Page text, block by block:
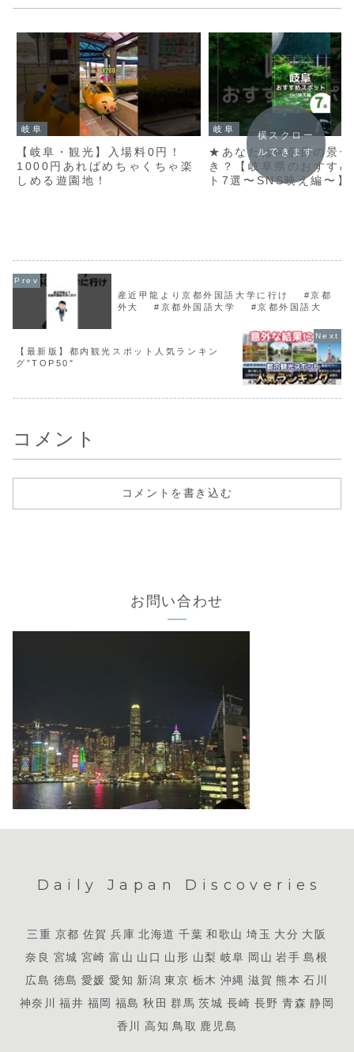
岐阜
【岐阜・観光】入場料0円！
1000円あればめちゃくちゃ楽
しめる遊園地！
岐阜
★あなたは何個目の景
き？【岐阜県のおすす
ト7選〜SNS映え編〜】
横スクロー
ルできます
産近甲龍より京都外国語大学に行け #京都
外大 #京都外国語大学 #京都外国語大
【最新版】都内観光スポット人気ランキン
グ”TOP50″
コメント
コメントを書き込む
お問い合わせ
Daily Japan Discoveries
三重 京都 佐賀 兵庫 北海道 千葉 和歌山 埼玉 大分 大阪
奈良 宮城 宮崎 富山 山口 山形 山梨 岐阜 岡山 岩手 島根
広島 徳島 愛媛 愛知 新潟 東京 栃木 沖縄 滋賀 熊本 石川
神奈川
福井 福岡 福島 秋田 群馬 茨城 長崎 長野 青森 静岡
香川
高知 鳥取 鹿児島